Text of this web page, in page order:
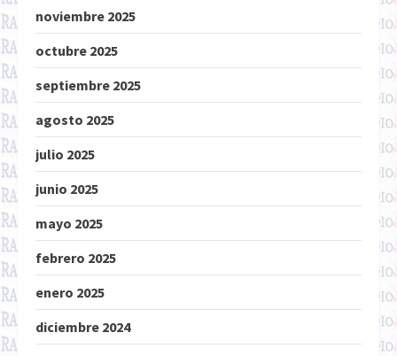
noviembre 2025
octubre 2025
septiembre 2025
agosto 2025
julio 2025
junio 2025
mayo 2025
febrero 2025
enero 2025
diciembre 2024